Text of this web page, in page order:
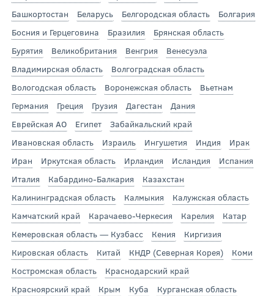
Башкортостан
Беларусь Белгородская область
Болгария
Босния и Герцеговина
Бразилия
Брянская область
Бурятия
Великобритания Венгрия
Венесуэла
Владимирская область
Волгоградская область
Вологодская область
Воронежская область
Вьетнам
Германия
Греция Грузия Дагестан
Дания
Еврейская АО
Египет
Забайкальский край
Ивановская область
Израиль Ингушетия Индия
Ирак
Иран
Иркутская область Ирландия Исландия
Испания
Италия
Кабардино-Балкария
Казахстан
Калининградская область
Калмыкия
Калужская область
Камчатский край
Карачаево-Черкесия Карелия
Катар
Кемеровская область — Кузбасс
Кения
Киргизия
Кировская область
Китай КНДР (Северная Корея)
Коми
Костромская область
Краснодарский край
Красноярский край
Крым Куба
Курганская область